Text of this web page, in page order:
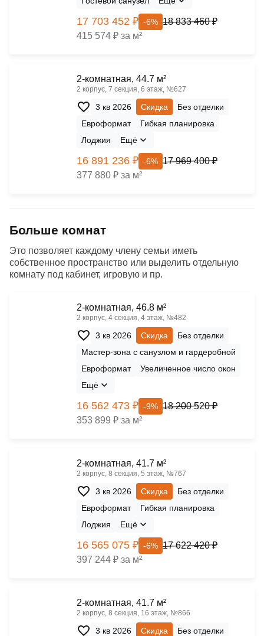
17 703 452 ₽ -6% 18 833 460 ₽
415 574 ₽ за м²
2-комнатная, 44.7 м²
2 корпус, 7 секция, 6 этаж, №627
3 кв 2026 Скидка
Без отделки
Евроформат
Гибкая планировка
Лоджия
Ещё
16 891 236 ₽ -6% 17 969 400 ₽
377 880 ₽ за м²
Больше комнат
Это позволяет каждому члену семьи иметь
собственное пространство или выделить отдельную
комнату под кабинет, игровую и пр.
2-комнатная, 46.8 м²
2 корпус, 4 секция, 4 этаж, №482
3 кв 2026 Скидка
Без отделки
Мастер-зона с санузлом и гардеробной
Евроформат
Увеличенное число окон
Ещё
16 562 473 ₽ -9% 18 200 520 ₽
353 899 ₽ за м²
2-комнатная, 41.7 м²
2 корпус, 8 секция, 5 этаж, №767
3 кв 2026 Скидка
Без отделки
Евроформат
Гибкая планировка
Лоджия
Ещё
16 565 075 ₽ -6% 17 622 420 ₽
397 244 ₽ за м²
2-комнатная, 41.7 м²
2 корпус, 8 секция, 16 этаж, №866
3 кв 2026 Скидка
Без отделки